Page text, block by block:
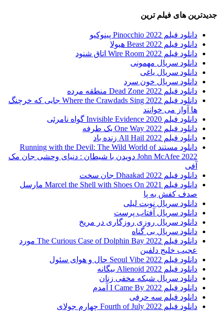
جدیدترین های فیلم ترین
دانلود فیلم Pinocchio 2022 پینوکیو
دانلود فیلم Beast 2022 هیولا
دانلود فیلم Wire Room 2022 اتاق شنود
دانلود سریال مهمونی
دانلود سریال یاغی
دانلود سریال خون سرد
دانلود فیلم 2022 Dead Zone منطقه مرده
دانلود فیلم Where the Crawdads Sing 2022 جایی که خرچنگ
ها آواز می خوانند
دانلود فیلم 2020 Invisible Evidence گواه نامرئی
دانلود فیلم One Way 2022 یک طرفه
دانلود فیلم All Hail 2022 زنده باد
دانلود مستند Running with the Devil: The Wild World of
John McAfee 2022 دویدن با شیطان : دنیای وحشی جان مک
آفی
دانلود فیلم Dhaakad 2022 جان سخت
دانلود فیلم Marcel the Shell with Shoes On 2021 مارسل
صدف کفش به پا
دانلود سریال نوبت لیلی
دانلود سریال آفتاب پرست
دانلود سریال روزی روزگاری در مریخ
دانلود سریال بی گناه
دانلود فیلم The Curious Case of Dolphin Bay 2022 مورد
عجیب خلیج دلفین
دانلود فیلم Seoul Vibe 2022 حال و هوای سئول
دانلود فیلم Alienoid 2022 بیگانه
دانلود سریال شبکه مخفی زنان
دانلود فیلم I Came By 2022 آمدم
دانلود فیلم سه حرفی
دانلود فیلم Fourth of July 2022 چهارم جولای